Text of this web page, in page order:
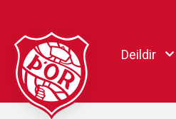
efni
Deildir